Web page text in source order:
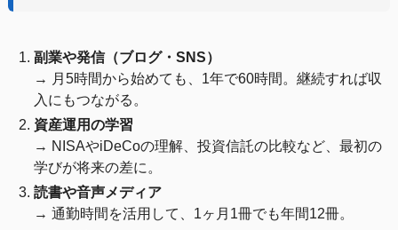
副業や発信（ブログ・SNS）
→ 月5時間から始めても、1年で60時間。継続すれば収
入にもつながる。
資産運用の学習
→ NISAやiDeCoの理解、投資信託の比較など、最初の
学びが将来の差に。
読書や音声メディア
→ 通勤時間を活用して、1ヶ月1冊でも年間12冊。